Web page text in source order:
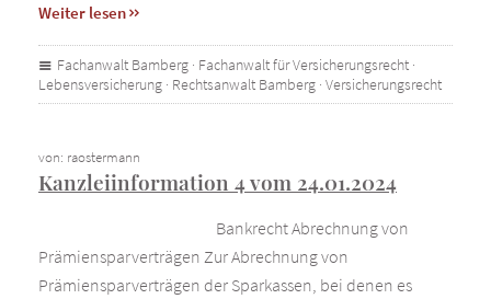
Weiter lesen
Fachanwalt Bamberg · Fachanwalt für Versicherungsrecht ·
Lebensversicherung · Rechtsanwalt Bamberg · Versicherungsrecht
von: raostermann
Kanzleiinformation 4 vom 24.01.2024
Bankrecht Abrechnung von
Prämiensparverträgen Zur Abrechnung von
Prämiensparverträgen der Sparkassen, bei denen es